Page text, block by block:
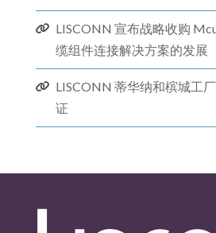
LISCONN 宣布战略收购
缆组件连接解决方案的发展
LISCONN 蒂华纳和槟城工
证